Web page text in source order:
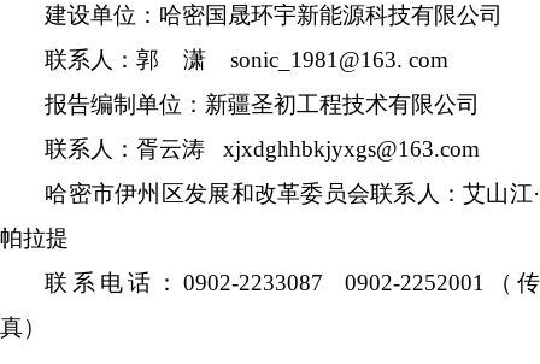
建设单位： 哈密国晟环宇新能源科技有限公司
联系人：郭
潇 sonic_1981@163.com
报告编制单位：新疆圣初工程技术有限公司
联系人 ：胥云涛
xjxdghhbkjyxgs@163.com
哈密市伊州区发展和改革委员会联系人：艾山江·
帕拉提
联系电话： 0902-22330870902-2252001
（传
真）